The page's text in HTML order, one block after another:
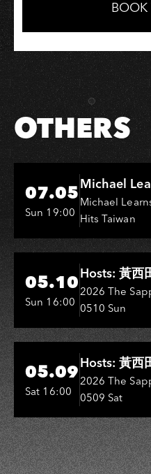
FacebookLINE
BOOK
OTHERS
Hi-Ing Music Hall
07.05
Sun 19:00
Michael
Michael
Hits Taiwan
Hi-Ing Music Hall
05.10
Sun 16:00
Hosts: 黃西
敏、王彩樺
彬、邵大倫
瑤
2026 The
0510 Sun
Hi-Ing Music Hall
05.09
Sat 16:00
Hosts: 黃西
敏、張秀卿
彬、邵大倫
瑤
2026 The
0509 Sat